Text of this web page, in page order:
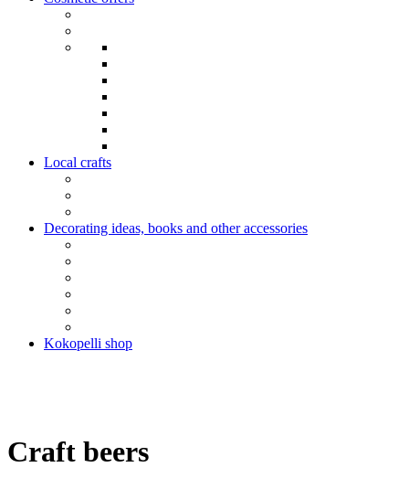
Local crafts
Decorating ideas, books and other accessories
Kokopelli shop
Craft beers